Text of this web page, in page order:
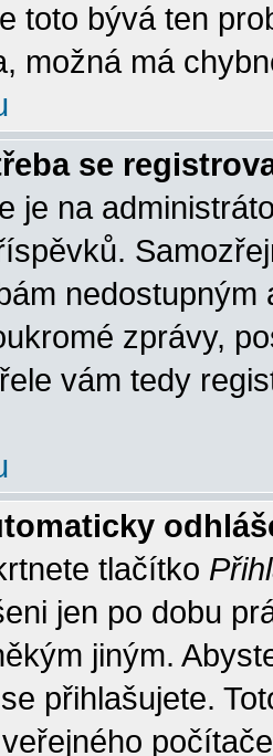
toto bývá ten
možná má
se
je na
zprávy,
vám tedy
tlačítko
jen po dobu
jiným.
přihlašujete.